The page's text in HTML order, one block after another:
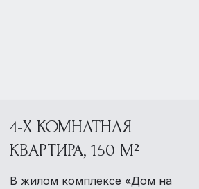
4-Х КОМНАТНАЯ
КВАРТИРА, 150 М²
В жилом комплексе «Дом на